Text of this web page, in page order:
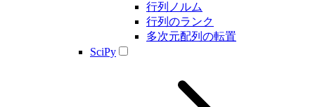
行列ノルム
行列のランク
多次元配列の転置
SciPy